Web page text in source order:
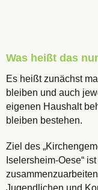
Was heißt das
Es heißt zunächst
bleiben und auch
eigenen Haushalt
bleiben bestehen.
Ziel des
Iselersheim-Oese“
Jugendlichen und